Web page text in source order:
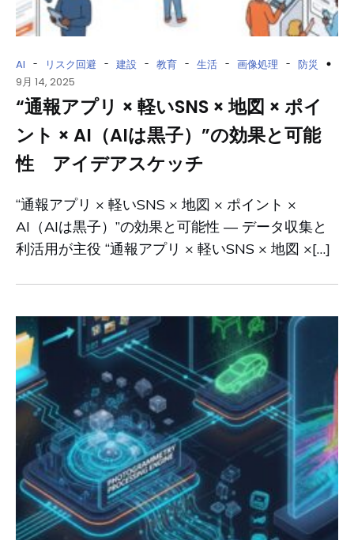
AI - リスク回避 - 建設 - 教育 - 生活 - 画像処理 - 防災
9月 14, 2025
“通報アプリ × 軽いSNS × 地図 × ポイ
ント × AI（AIは黒子）”の効果と可能
性 アイデアスケッチ
“通報アプリ × 軽いSNS × 地図 × ポイント ×
AI（AIは黒子）”の効果と可能性 ― データ収集と
利活用が主役 “通報アプリ × 軽いSNS × 地図 ×[…]